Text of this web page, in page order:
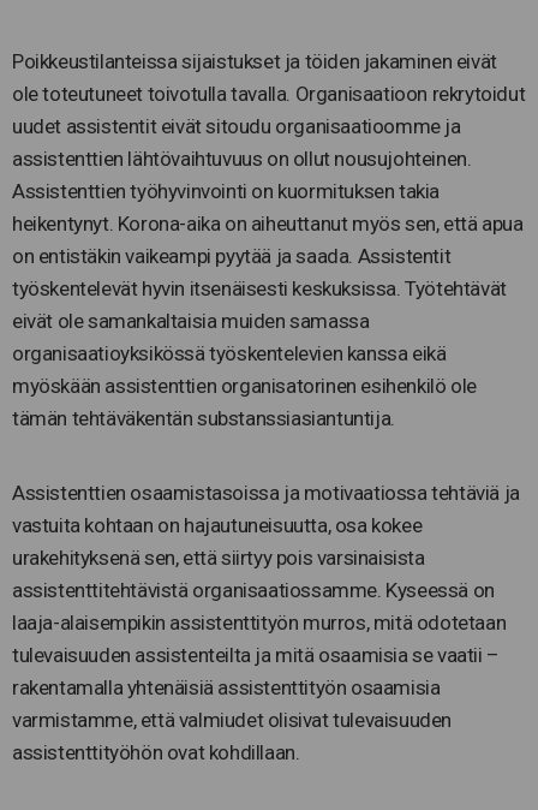
Poikkeustilanteissa sijaistukset ja töiden jakaminen eivät
ole toteutuneet toivotulla tavalla. Organisaatioon rekrytoidut
uudet assistentit eivät sitoudu organisaatioomme ja
assistenttien lähtövaihtuvuus on ollut nousujohteinen.
Assistenttien työhyvinvointi on kuormituksen takia
heikentynyt. Korona-aika on aiheuttanut myös sen, että apua
on entistäkin vaikeampi pyytää ja saada. Assistentit
työskentelevät hyvin itsenäisesti keskuksissa. Työtehtävät
eivät ole samankaltaisia muiden samassa
organisaatioyksikössä työskentelevien kanssa eikä
myöskään assistenttien organisatorinen esihenkilö ole
tämän tehtäväkentän substanssiasiantuntija.
Assistenttien osaamistasoissa ja motivaatiossa tehtäviä ja
vastuita kohtaan on hajautuneisuutta, osa kokee
urakehityksenä sen, että siirtyy pois varsinaisista
assistenttitehtävistä organisaatiossamme. Kyseessä on
laaja-alaisempikin assistenttityön murros, mitä odotetaan
tulevaisuuden assistenteilta ja mitä osaamisia se vaatii –
rakentamalla yhtenäisiä assistenttityön osaamisia
varmistamme, että valmiudet olisivat tulevaisuuden
assistenttityöhön ovat kohdillaan.